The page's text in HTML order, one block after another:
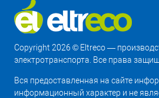
Copyright 2026 © Eltreco —
электротранспорта. Все права
Вся предоставленная на сайте
информационный характер и не